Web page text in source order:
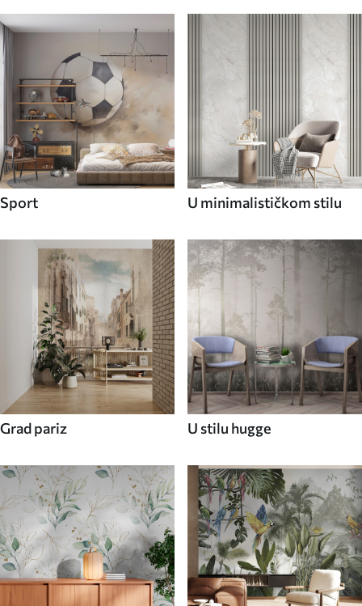
Sport U minimalističkom stilu
Grad pariz U stilu hugge